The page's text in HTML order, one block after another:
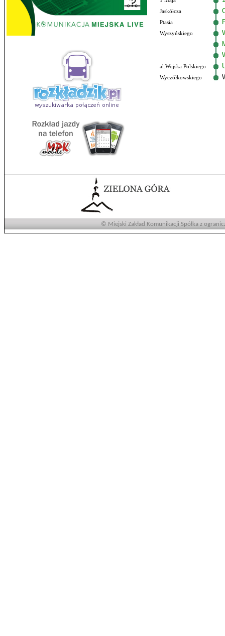
Jaskółcza
Ptasia
Wyszyńskiego
al.Wojska Polskiego
Wyczółkowskiego
© Miejski Zakład Komunikacji Spółka z